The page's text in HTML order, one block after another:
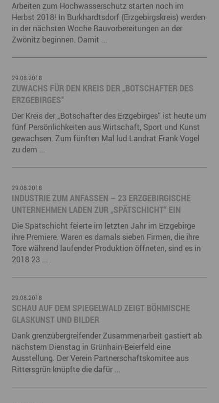
Arbeiten zum Hochwasserschutz starten noch im
Herbst 2018! In Burkhardtsdorf (Erzgebirgskreis) werden
in der nächsten Woche Bauvorbereitungen an der
Zwönitz beginnen. Damit ...
29.08.2018
ZUWACHS FÜR DEN KREIS DER „BOTSCHAFTER DES
ERZGEBIRGES“
Der Kreis der „Botschafter des Erzgebirges“ ist heute um
fünf Persönlichkeiten aus Wirtschaft, Sport und Kunst
gewachsen. Zum fünften Mal lud Landrat Frank Vogel
zu dem ...
29.08.2018
INDUSTRIE ZUM ANFASSEN – 23 ERZGEBIRGISCHE
UNTERNEHMEN LADEN ZUR „SPÄTSCHICHT“ EIN
Die Spätschicht feierte im letzten Jahr im Erzgebirge
ihre Premiere. Waren es damals sieben Firmen, die ihre
Tore während laufender Produktion öffneten, sind es in
2018 23 ...
29.08.2018
SCHAU AUF DEM SPIEGELWALD ZEIGT BÖHMISCHE
GLASKUNST UND BILDER
Dank grenzübergreifender Zusammenarbeit gastiert ab
nächstem Dienstag in Grünhain-Beierfeld eine
Ausstellung. Der Verein Partnerschaftskomitee aus
Rittersgrün knüpfte die dafür ...